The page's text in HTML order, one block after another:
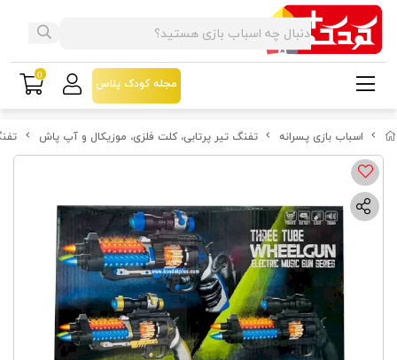
اسباب بازی پسرانه تفنگ تیر پرتابی، کلت فلزی، موزیکال و آپ پاش
مجله کودک پلاس
0